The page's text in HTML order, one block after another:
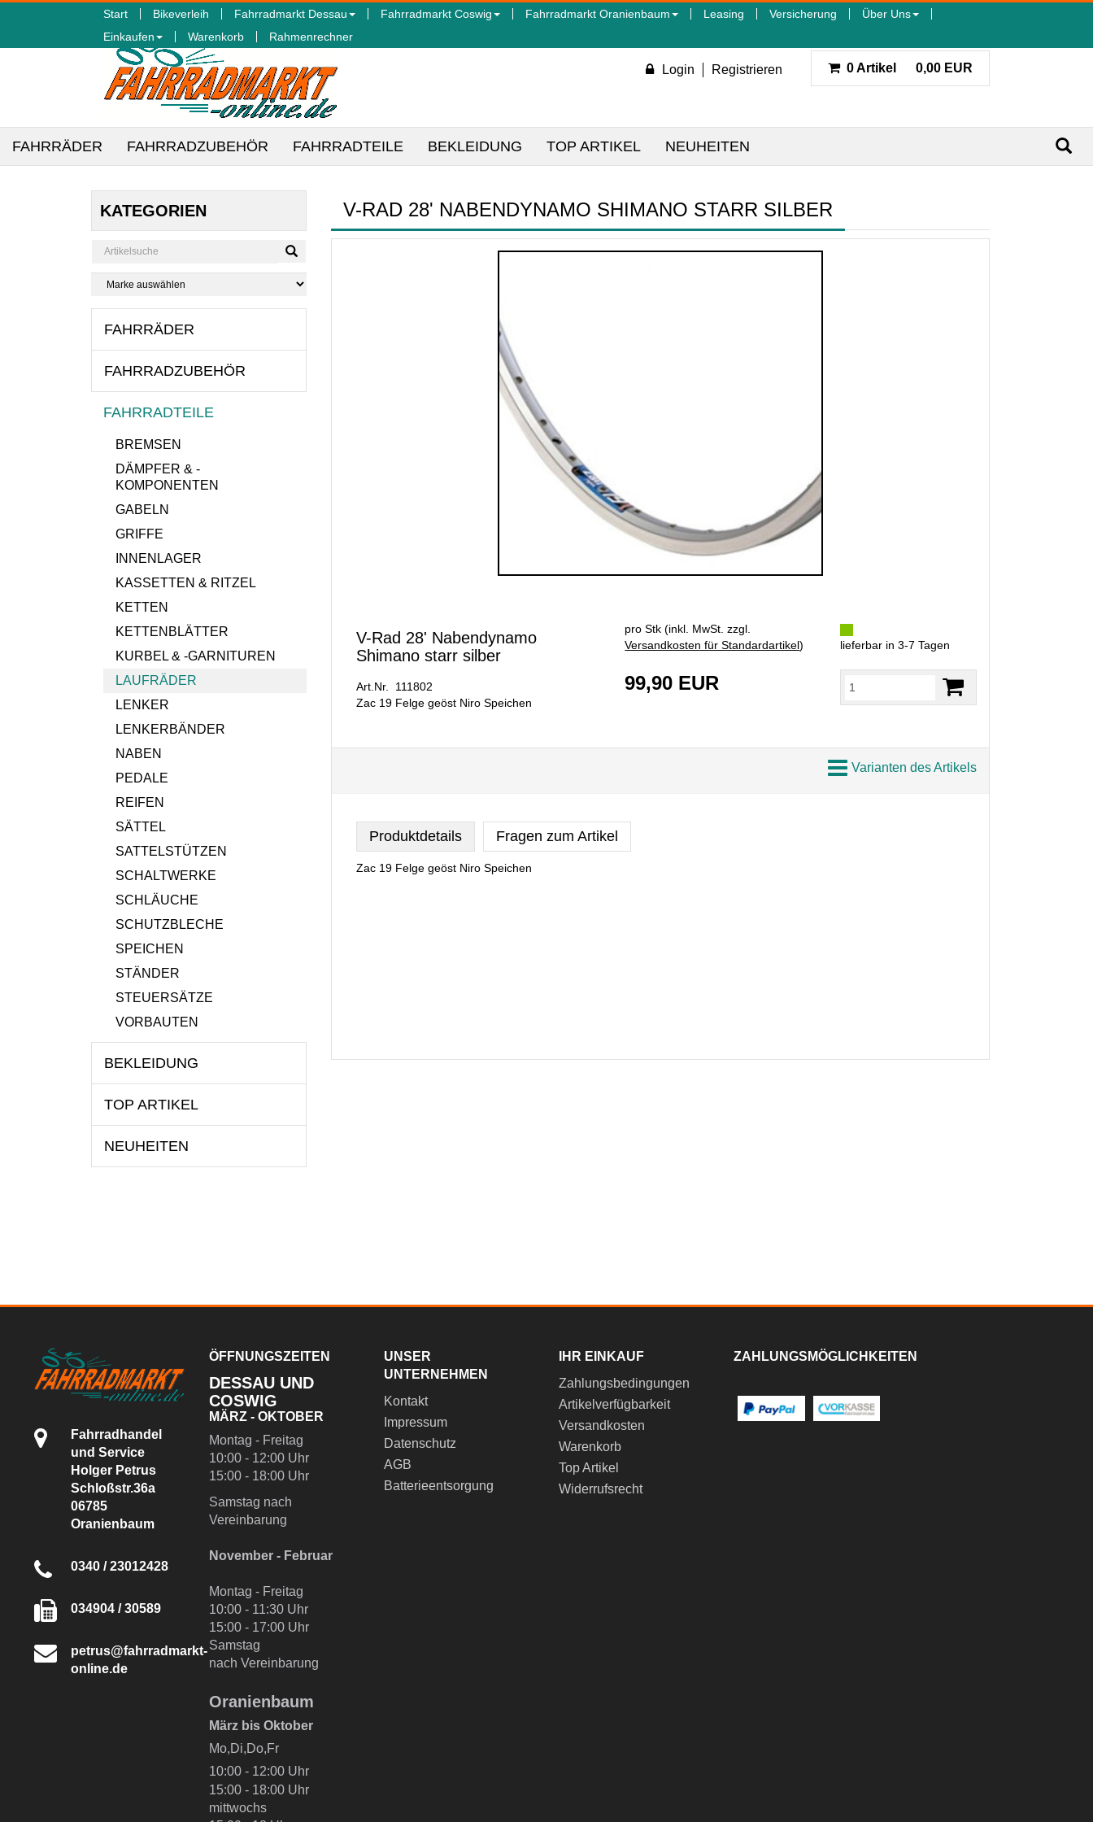
Start Bikeverleih Fahrradmarkt Dessau Fahrradmarkt Coswig Fahrradmarkt Oranienbaum Leasing Versicherung
Über Uns
Einkaufen
Warenkorb Rahmenrechner
Login Registrieren 0 Artikel 0,00 EUR
FAHRRÄDER FAHRRADZUBEHÖR FAHRRADTEILE BEKLEIDUNG TOP ARTIKEL NEUHEITEN
KATEGORIEN
FAHRRÄDER
FAHRRADZUBEHÖR
FAHRRADTEILE
BREMSEN
DÄMPFER & -
KOMPONENTEN
GABELN
GRIFFE
INNENLAGER
KASSETTEN & RITZEL
KETTEN
KETTENBLÄTTER
KURBEL & -GARNITUREN
LAUFRÄDER
LENKER
LENKERBÄNDER
NABEN
PEDALE
REIFEN
SÄTTEL
SATTELSTÜTZEN
SCHALTWERKE
SCHLÄUCHE
SCHUTZBLECHE
SPEICHEN
STÄNDER
STEUERSÄTZE
VORBAUTEN
BEKLEIDUNG
TOP ARTIKEL
NEUHEITEN
V-RAD 28' NABENDYNAMO SHIMANO STARR SILBER
V-Rad 28' Nabendynamo
Shimano starr silber
Art.Nr. 111802
Zac 19 Felge geöst Niro Speichen
pro Stk (inkl. MwSt. zzgl.
Versandkosten für Standardartikel)
99,90 EUR
lieferbar in 3-7 Tagen
Varianten des Artikels
Produktdetails Fragen zum Artikel
Zac 19 Felge geöst Niro Speichen
Fahrradhandel
und Service
Holger Petrus
Schloßstr.36a
06785
Oranienbaum
0340 / 23012428
034904 / 30589
petrus@fahrradmarkt-
online.de
ÖFFNUNGSZEITEN
DESSAU UND
COSWIG
MÄRZ - OKTOBER
Montag - Freitag
10:00 - 12:00 Uhr
15:00 - 18:00 Uhr
Samstag nach
Vereinbarung
November - Februar
Montag - Freitag
10:00 - 11:30 Uhr
15:00 - 17:00 Uhr
Samstag
nach Vereinbarung
Oranienbaum
März bis Oktober
Mo,Di,Do,Fr
10:00 - 12:00 Uhr
15:00 - 18:00 Uhr
mittwochs
UNSER
UNTERNEHMEN
Kontakt
Impressum
Datenschutz
AGB
Batterieentsorgung
IHR EINKAUF
Zahlungsbedingungen
Artikelverfügbarkeit
Versandkosten
Warenkorb
Top Artikel
Widerrufsrecht
ZAHLUNGSMÖGLICHKEITEN